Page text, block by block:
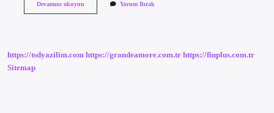
Devamını okuyunFıtık
Yorum Bırak
https://tsdyazilim.com https://grandeamore.com.tr https://finplus.com.tr
Sitemap